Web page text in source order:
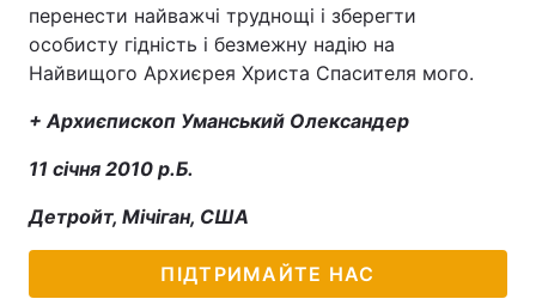
перенести найважчі труднощі і зберегти
особисту гідність і безмежну надію на
Найвищого Архиєрея Христа Спасителя мого.
+ Архиєпископ Уманський Олександер
11 січня 2010 р.Б.
Детройт, Мічіган, США
ПІДТРИМАЙТЕ НАС